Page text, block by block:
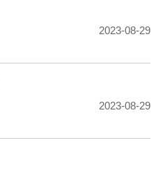
2023-08-29
2023-08-29